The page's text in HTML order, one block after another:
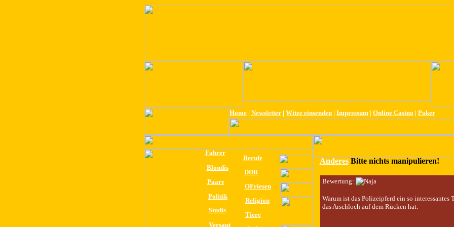
Home | Newsletter | Witze einsenden | Impressum | Online Casino | Poker
Fahrer
Berufe
Blondis
DDR
Paare
OFriesen
Politik
Religion
Studis
Tiere
Versaut
AnderesBitte nichts manipulieren!
Bewertung:
Warum ist das Polizeipferd ein so interessantes
das Arschloch auf dem Rücken hat.